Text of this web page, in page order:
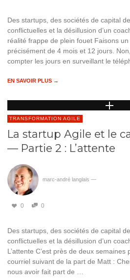
Des startups, des sociétés de capital
conflictuelles et la désillusion d’un
réalité frappe de plein fouet Faisons
précisément de 4 mois et 12 jours.
compter les jours en surveillant le
EN SAVOIR PLUS →
TRANSFORMATION AGILE
La startup Agile et le
— Partie 2 : L’attente
marc-andré langlais —
0 0
Des startups, des sociétés de capital
conflictuelles et la désillusion d’un
L’attente C’est près de deux semaines
courriel suivant de la part de Matt :
nous avoir fait part de …